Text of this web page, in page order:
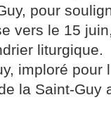
pour
vers le 15
liturgique.
imploré pour
la Saint-Guy